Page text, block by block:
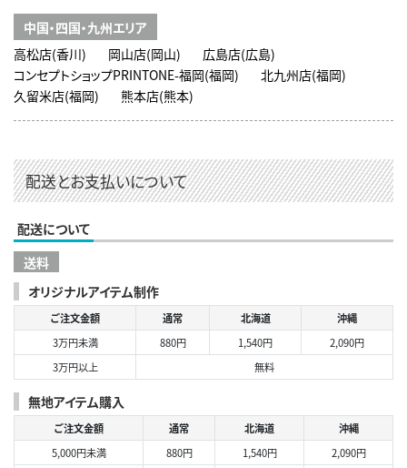
中国・四国・九州エリア
高松店(香川)
岡山店(岡山)
広島店(広島)
コンセプトショップPRINTONE-福岡(福岡)
北九州店(福岡)
久留米店(福岡)
熊本店(熊本)
配送とお支払いについて
配送について
送料
オリジナルアイテム制作
ご注文金額 通常 北海道
沖縄
3万円未満
880円 1,540円
2,090円
3万円以上
無料
無地アイテム購入
ご注文金額 通常 北海道
沖縄
5,000円未満
880円 1,540円
2,090円